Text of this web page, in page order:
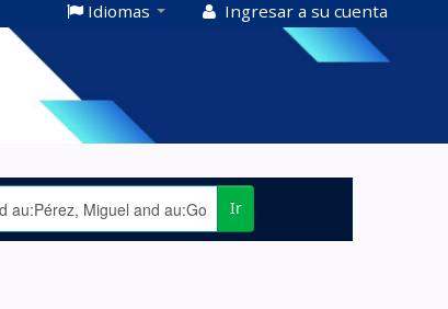
Idiomas Ingresar a su cuenta
Ir